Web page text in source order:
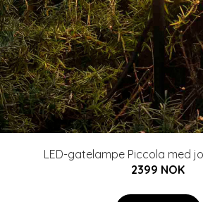
LED-gatelampe Piccola med
2399 NOK